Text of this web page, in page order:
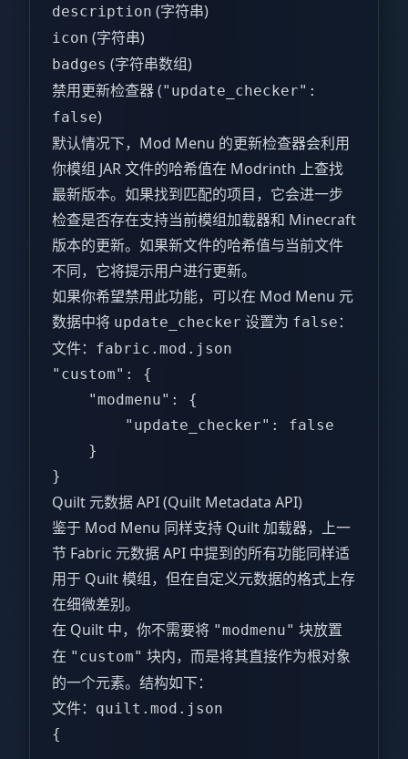
description (字符串)
icon (字符串)
badges (字符串数组)
禁用更新检查器 ("update_checker":
false)
默认情况下，Mod Menu 的更新检查器会利用
你模组 JAR 文件的哈希值在 Modrinth 上查找
最新版本。如果找到匹配的项目，它会进一步
检查是否存在支持当前模组加载器和 Minecraft
版本的更新。如果新文件的哈希值与当前文件
不同，它将提示用户进行更新。
如果你希望禁用此功能，可以在 Mod Menu 元
数据中将 update_checker 设置为 false ：
文件：
fabric.mod.json
"custom": {
    "modmenu": {
        "update_checker": false
    }
}
Quilt 元数据 API (Quilt Metadata API)
鉴于 Mod Menu 同样支持 Quilt 加载器，上一
节 Fabric 元数据 API 中提到的所有功能同样适
用于 Quilt 模组，但在自定义元数据的格式上存
在细微差别。
在 Quilt 中，你不需要将 "modmenu" 块放置
在 "custom" 块内，而是将其直接作为根对象
的一个元素。结构如下：
文件：
quilt.mod.json
{